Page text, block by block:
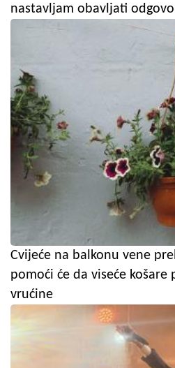
nastavljam obavljati
Cvijeće na balkonu vene
pomoći će da viseće košare
vrućine